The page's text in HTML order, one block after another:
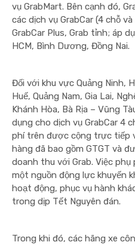
vụ GrabMart. Bên cạnh đó,
các dịch vụ GrabCar (4 chỗ
GrabCar Plus, Grab tỉnh; áp
HCM, Bình Dương, Đồng Nai.
Đối với khu vực Quảng Ninh,
Huế, Quảng Nam, Gia Lai,
Khánh Hòa, Bà Rịa – Vũng
dụng cho dịch vụ GrabCar 4
phí trên được cộng trực tiếp
hàng đã bao gồm GTGT và
doanh thu với Grab. Việc phụ
một nguồn động lực khuyến
hoạt động, phục vụ hành
trong dịp Tết Nguyên đán.
Trong khi đó, các hãng xe